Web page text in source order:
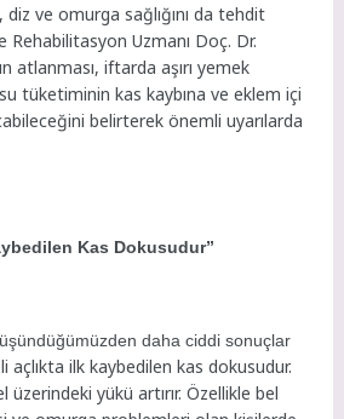
diz ve omurga sağlığını da tehdit
Rehabilitasyon Uzmanı Doç. Dr.
atlanması, iftarda aşırı yemek
tüketiminin kas kaybına ve eklem içi
belirterek önemli uyarılarda
Kas Dokusudur”
daha ciddi sonuçlar
açlıkta ilk kaybedilen kas dokusudur.
üzerindeki yükü artırır. Özellikle bel